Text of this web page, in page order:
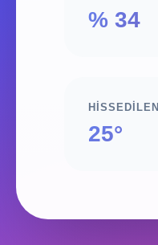
% 34
HISSEDILEN
25°